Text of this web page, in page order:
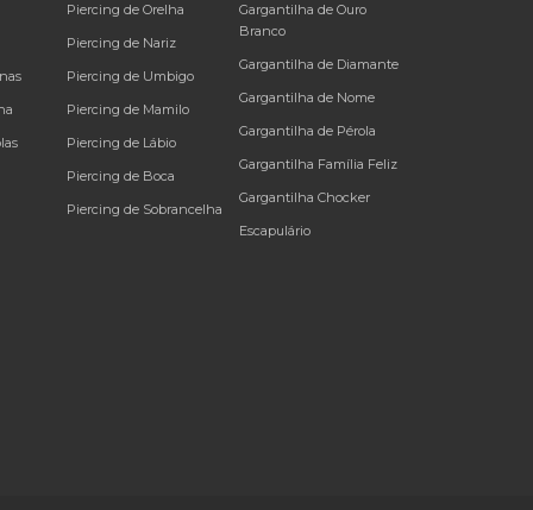
Piercing de Orelha
Piercing de Nariz
Piercing de Umbigo
Piercing de Mamilo
Piercing de Lábio
Piercing de Boca
Piercing de Sobrancelha
Gargantilha de Ouro
Branco
Gargantilha de Diamante
Gargantilha de Nome
Gargantilha de Pérola
Gargantilha Família Feliz
Gargantilha Chocker
Escapulário